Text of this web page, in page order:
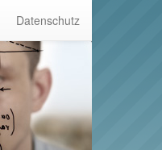
Datenschutz